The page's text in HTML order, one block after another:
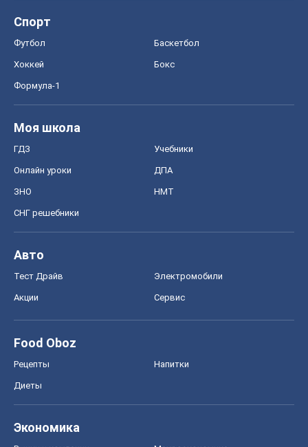
Спорт
Футбол Баскетбол
Хоккей Бокс
Формула-1
Моя школа
ГДЗ Учебники
Онлайн уроки ДПА
ЗНО НМТ
СНГ решебники
Авто
Тест Драйв Электромобили
Акции Сервис
Food Oboz
Рецепты Напитки
Диеты
Экономика